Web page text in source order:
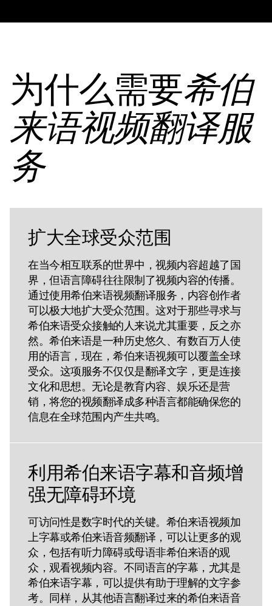
为什么需要希伯
来语视频翻译服
务
扩大全球受众范围
在当今相互联系的世界中，视频内容超越了国
界，但语言障碍往往限制了视频内容的传播。
通过使用希伯来语视频翻译服务，内容创作者
可以极大地扩大受众范围。这对于那些寻求与
希伯来语受众接触的人来说尤其重要，反之亦
然。希伯来语是一种历史悠久、有数百万人使
用的语言，现在，希伯来语视频可以覆盖全球
受众。这项服务不仅仅是翻译文字，更是连接
文化和思想。无论是教育内容、娱乐还是营
销，将您的视频翻译成多种语言都能确保您的
信息在全球范围内产生共鸣。
利用希伯来语字幕和音频增
强无障碍环境
可访问性是数字时代的关键。希伯来语视频加
上字幕或希伯来语音频翻译，可以让更多的观
众，包括有听力障碍或母语非希伯来语的观
众，观看视频内容。不同语言的字幕，尤其是
希伯来语字幕，可以提供有助于理解的文字参
考。同样，从其他语言翻译过来的希伯来语音